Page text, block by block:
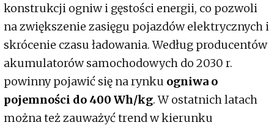
konstrukcji ogniw i gęstości energii, co pozwoli
na zwiększenie zasięgu pojazdów elektrycznych i
skrócenie czasu ładowania. Według producentów
akumulatorów samochodowych do 2030 r.
powinny pojawić się na rynku ogniwa o
pojemności do 400 Wh/kg. W ostatnich latach
można też zauważyć trend w kierunku